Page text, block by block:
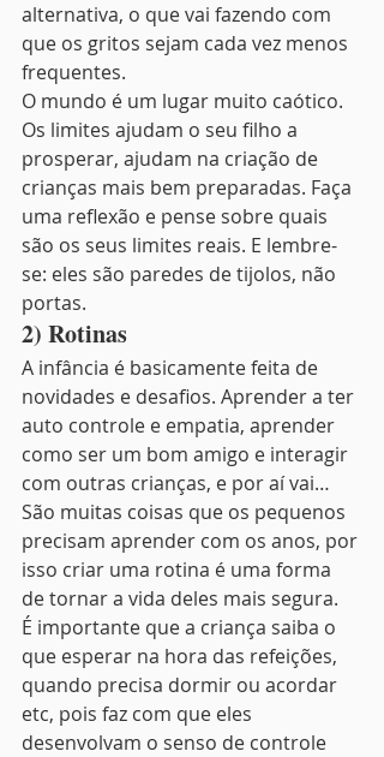
alternativa, o que vai fazendo com
que os gritos sejam cada vez menos
frequentes.
O mundo é um lugar muito caótico.
Os limites ajudam o seu filho a
prosperar, ajudam na criação de
crianças mais bem preparadas. Faça
uma reflexão e pense sobre quais
são os seus limites reais. E lembre-
se: eles são paredes de tijolos, não
portas.
2) Rotinas
A infância é basicamente feita de
novidades e desafios. Aprender a ter
auto controle e empatia, aprender
como ser um bom amigo e interagir
com outras crianças, e por aí vai…
São muitas coisas que os pequenos
precisam aprender com os anos, por
isso criar uma rotina é uma forma
de tornar a vida deles mais segura.
É importante que a criança saiba o
que esperar na hora das refeições,
quando precisa dormir ou acordar
etc, pois faz com que eles
desenvolvam o senso de controle